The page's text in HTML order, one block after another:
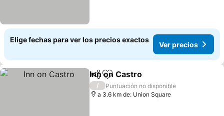
Elige fechas para ver los precios exactos
Ver precios
CompartirAgregar a favoritos
Inn on Castro
/
Puntuación no disponible
a 3.6 km de: Union Square